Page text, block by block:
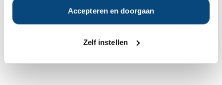
Accepteren en doorgaan
Zelf instellen
€1.000.000
€1.000.000